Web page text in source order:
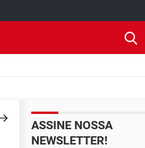
ASSINE NOSSA
NEWSLETTER!